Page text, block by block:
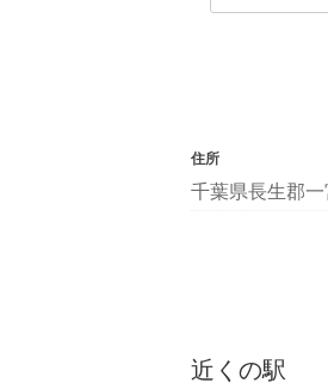
住所
千葉県長生郡
近くの駅